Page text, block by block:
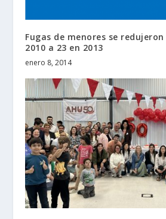
Fugas de menores se
2010 a 23 en 2013
enero 8, 2014